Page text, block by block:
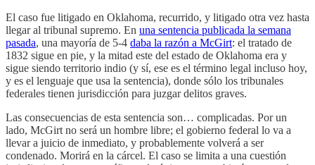
El caso fue litigado en Oklahoma, recurrido, y litigado otra vez hasta
llegar al tribunal supremo. En una sentencia publicada la semana
pasada, una mayoría de 5-4 daba la razón a McGirt: el tratado de
1832 sigue en pie, y la mitad este del estado de Oklahoma era y
sigue siendo territorio indio (y sí, ese es el término legal incluso hoy,
y es el lenguaje que usa la sentencia), donde sólo los tribunales
federales tienen jurisdicción para juzgar delitos graves.
Las consecuencias de esta sentencia son… complicadas. Por un
lado, McGirt no será un hombre libre; el gobierno federal lo va a
llevar a juicio de inmediato, y probablemente volverá a ser
condenado. Morirá en la cárcel. El caso se limita a una cuestión